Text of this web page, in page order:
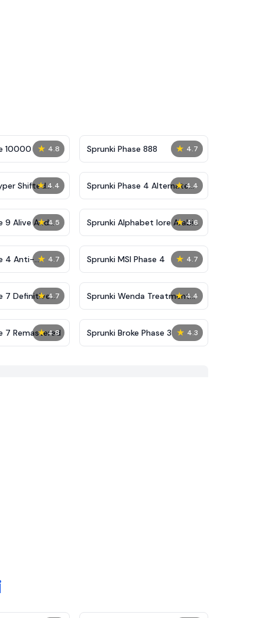
★ 4.8
10000 ★ 4.7
Sprunki Phase 888
★ 4.4
Shifted
★ 4.4
Sprunki Phase 4 Alternate
Edition
★ 4.5
9 Alive And
★ 4.6
Sprunki Alphabet lore Arabic
Phase 3
★ 4.7
4 Anti-
★ 4.7
Sprunki MSI Phase 4
★ 4.7
7 Definitive
★ 4.4
Sprunki Wenda Treatment
Phase 40
★ 4.8
7 Remastered ★ 4.3
Sprunki Broke Phase 3